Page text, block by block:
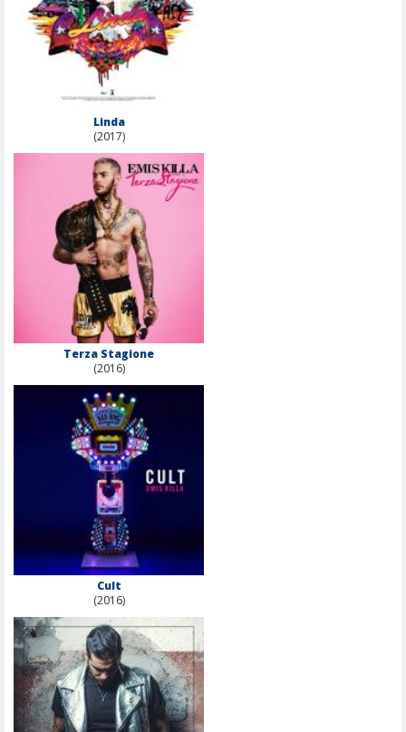
Linda
(2017)
Terza Stagione
(2016)
Cult
(2016)